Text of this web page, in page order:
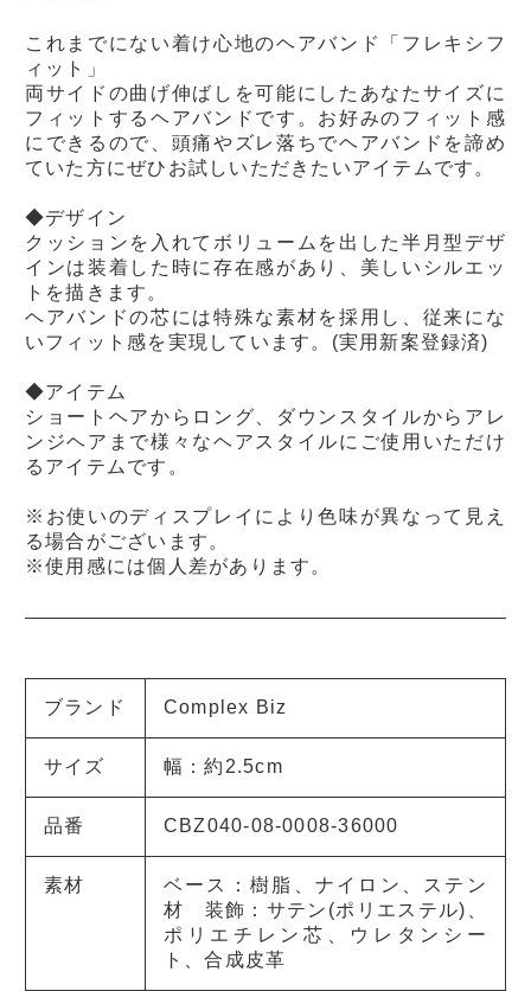
これまでにない着け心地のヘアバンド「フレキシフ
ィット」
両サイドの曲げ伸ばしを可能にしたあなたサイズに
フィットするヘアバンドです。お好みのフィット感
にできるので、頭痛やズレ落ちでヘアバンドを諦め
ていた方にぜひお試しいただきたいアイテムです。
◆デザイン
クッションを入れてボリュームを出した半月型デザ
インは装着した時に存在感があり、美しいシルエッ
トを描きます。
ヘアバンドの芯には特殊な素材を採用し、従来にな
いフィット感を実現しています。(実用新案登録済)
◆アイテム
ショートヘアからロング、ダウンスタイルからアレ
ンジヘアまで様々なヘアスタイルにご使用いただけ
るアイテムです。
※お使いのディスプレイにより色味が異なって見え
る場合がございます。
※使用感には個人差があります。
ブランド Complex Biz
サイズ 幅：約2.5cm
品番 CBZ040-08-0008-36000
素材
ベース：樹脂、ナイロン、ステン
材 装飾：サテン(ポリエステル)、
ポリエチレン芯、ウレタンシー
ト、合成皮革